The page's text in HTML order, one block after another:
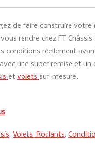
de faire construire votre
rendre chez FT
conditions réellement
une super remise et
et volets sur-mesure.
, Volets-Roulants,